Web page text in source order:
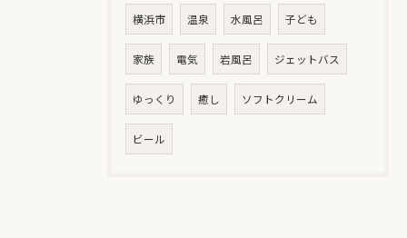
横浜市 温泉 水風呂 子ども
家族 電気 岩風呂 ジェットバス
ゆっくり 癒し ソフトクリーム
ビール